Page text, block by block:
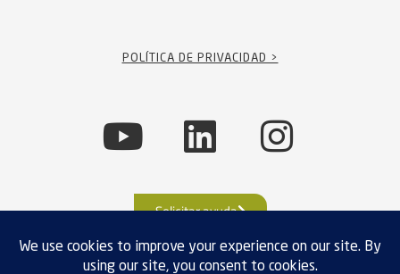
POLÍTICA DE PRIVACIDAD >
Solicitar ayuda
CUMPLIMIENTO DE EXPORTACIÓN